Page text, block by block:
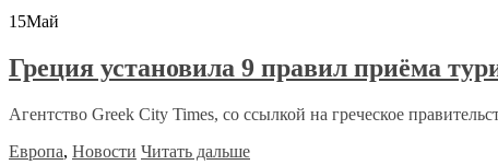
15Май
Греция установила 9 правил приёма
Агентство Greek City Times, со ссылкой на греческое
Европа, Новости Читать дальше